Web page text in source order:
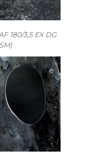
180/3,5 EX DG